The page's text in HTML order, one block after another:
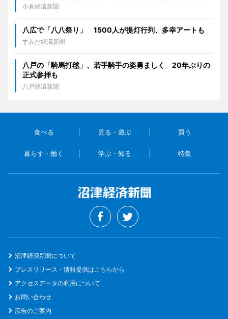
小倉経済新聞
八広で「八八祭り」 1500人が提灯行列、多幸アートも
すみだ経済新聞
八戸の「騎馬打毬」、若手騎手の姿勇ましく 20年ぶりの
正式参拝も
八戸経済新聞
食べる 見る・遊ぶ 買う
暮らす・働く 学ぶ・知る 特集
沼津経済新聞について
プレスリリース・情報提供はこちらから
アクセスデータの利用について
お問い合わせ
広告のご案内